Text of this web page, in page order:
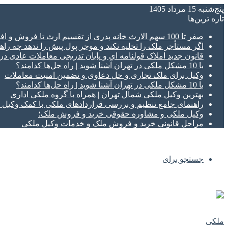
پنج‌شنبه 15 مرداد 1405
تازه‌ ترین‌ها
صفر تا 100 سهم الارث خانه پدری از تقسیم ارث تا فروش و افراز ملک ورثه ای
اگر مستأجر ملک را تخلیه نکند و موجر پول پیش را ندهد چه
قانون جدید املاک قولنامه ای و پایان تدریجی معاملات عادی
با 10 مشکل ملکی در تهران آشنا شوید | راه حل‌ها کدامند؟
وکیل برای ملک تجاری و حل دعاوی و تضمین امنیت معاملات
با 10 مشکل ملکی در تهران آشنا شوید | راه حل‌ها کدامند؟
بهترین وکیل ملکی شمال تهران | همراه با گروه ملکی اداری
راهنمای جامع تنظیم و بررسی قراردادهای ملکی با کمک
وکیل ملکی و مشاوره حقوقی خرید و فروش ملک؛
مراحل قانونی خرید و فروش ملک و خدمات وکیل ملکی
جستجو برای